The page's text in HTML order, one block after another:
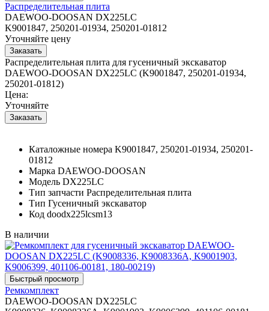
Распределительная плита
DAEWOO-DOOSAN DX225LC
K9001847, 250201-01934, 250201-01812
Уточняйте цену
Распределительная плита для гусеничный экскаватор
DAEWOO-DOOSAN DX225LC (K9001847, 250201-01934,
250201-01812)
Цена:
Уточняйте
Каталожные номера K9001847, 250201-01934, 250201-
01812
Марка DAEWOO-DOOSAN
Модель DX225LC
Тип запчасти Распределительная плита
Тип Гусеничный экскаватор
Код doodx225lcsm13
В наличии
Ремкомплект
DAEWOO-DOOSAN DX225LC